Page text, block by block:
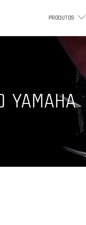
PRODUTOS
YAMAHA